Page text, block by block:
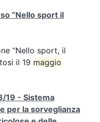
“Nello sport il
“Nello sport, il
il 19 maggio
19 - Sistema
per la sorveglianza